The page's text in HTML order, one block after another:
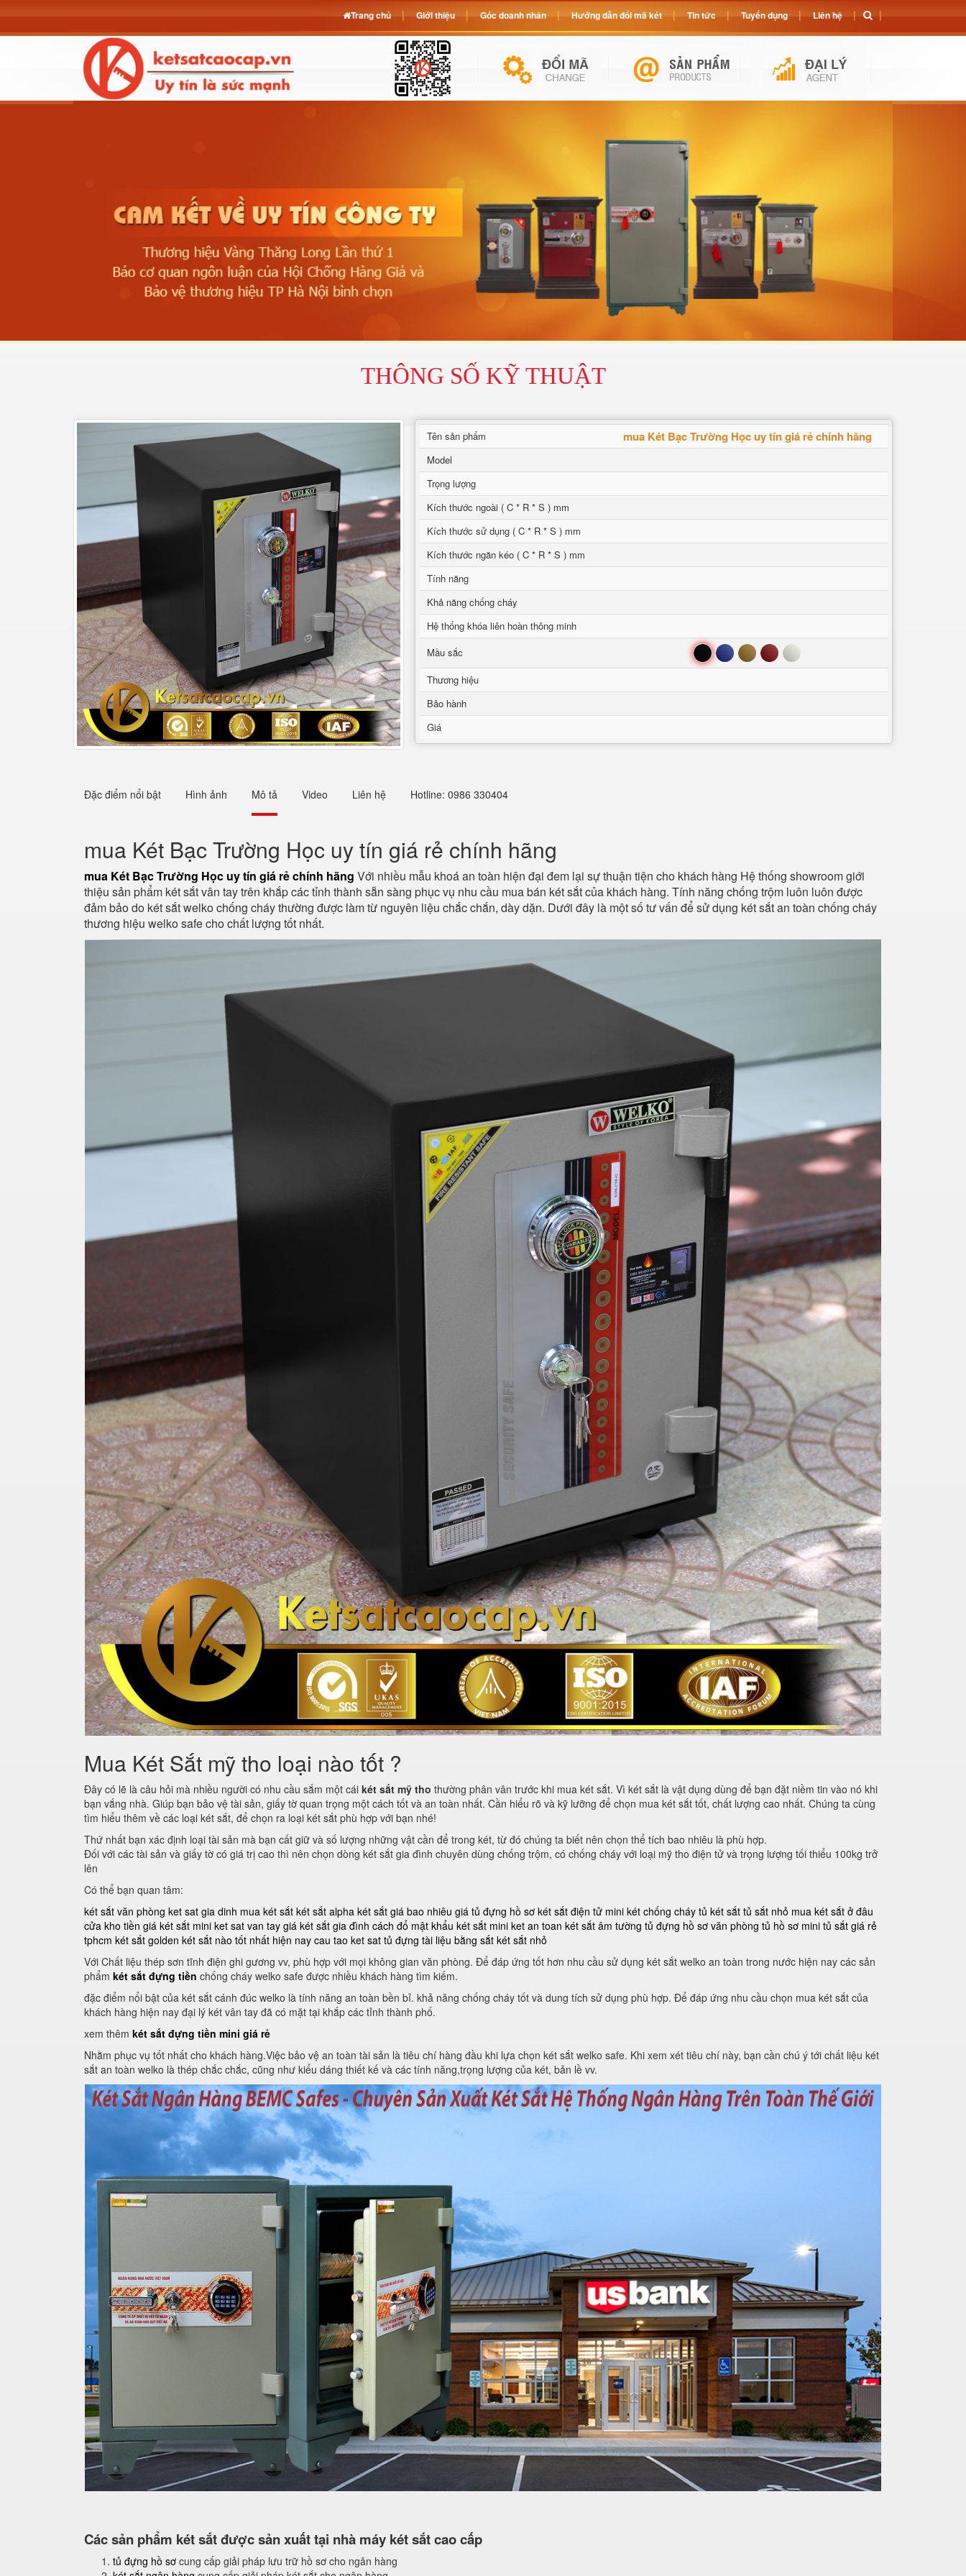
THÔNG SỐ KỸ THUẬT
Tên sản phẩm mua Két Bạc Trường Học uy tín giá rẻ chính hãng
Model
Trọng lượng
Kích thước ngoài ( C * R * S ) mm
Kích thước sử dụng ( C * R * S ) mm
Kích thước ngăn kéo ( C * R * S ) mm
Tính năng
Khả năng chống cháy
Hệ thống khóa liên hoàn thông minh
Mầu sắc
Đen Xanh Nâu Đỏ Trắng
Thương hiệu
Bảo hành
Giá
Đặc điểm nổi bật Hình ảnh Mô tả Video Liên hệ Hotline: 0986 330404
mua Két Bạc Trường Học uy tín giá rẻ chính hãng
mua Két Bạc Trường Học uy tín giá rẻ chính hãng Với nhiều mẫu khoá an toàn hiện đại đem lại sự thuận tiện cho khách hàng Hệ thống showroom giới
thiệu sản phẩm két sắt vân tay trên khắp các tỉnh thành sẵn sàng phục vụ nhu cầu mua bán két sắt của khách hàng. Tính năng chống trộm luôn luôn được
đảm bảo do két sắt welko chống cháy thường được làm từ nguyên liệu chắc chắn, dày dặn. Dưới đây là một số tư vấn để sử dụng két sắt an toàn chống cháy
thương hiệu welko safe cho chất lượng tốt nhất.
Mua Két Sắt mỹ tho loại nào tốt ?
Đây có lẽ là câu hỏi mà nhiều người có nhu cầu sắm một cái két sắt mỹ tho thường phân vân trước khi mua két sắt. Vì két sắt là vật dụng dùng để bạn đặt niềm tin vào nó khi
bạn vắng nhà. Giúp bạn bảo vệ tài sản, giấy tờ quan trọng một cách tốt và an toàn nhất. Cần hiểu rõ và kỹ lưỡng để chọn mua két sắt tốt, chất lượng cao nhất. Chúng ta cùng
tìm hiểu thêm về các loại két sắt, để chọn ra loại két sắt phù hợp với bạn nhé!
Thứ nhất bạn xác định loại tài sản mà bạn cất giữ và số lượng những vật cần để trong két, từ đó chúng ta biết nên chọn thể tích bao nhiêu là phù hợp.
Đối với các tài sản và giấy tờ có giá trị cao thì nên chọn dòng két sắt gia đình chuyên dùng chống trộm, có chống cháy với loại mỹ tho điện tử và trọng lượng tối thiểu 100kg trở
lên
Có thể bạn quan tâm:
két sắt văn phòng ket sat gia dinh mua két sắt két sắt alpha két sắt giá bao nhiêu giá tủ đựng hồ sơ két sắt điện tử mini két chống cháy tủ két sắt tủ sắt nhỏ mua két sắt ở đâu
cửa kho tiền giá két sắt mini ket sat van tay giá két sắt gia đình cách đổ mật khẩu két sắt mini ket an toan két sắt âm tường tủ đựng hồ sơ văn phòng tủ hồ sơ mini tủ sắt giá rẻ
tphcm két sắt golden két sắt nào tốt nhất hiện nay cau tao ket sat tủ đựng tài liệu bằng sắt két sắt nhỏ
Với Chất liệu thép sơn tĩnh điện ghi gương vv, phù hợp với mọi không gian văn phòng. Để đáp ứng tốt hơn nhu cầu sử dụng két sắt welko an toàn trong nước hiện nay các sản
phẩm két sắt đựng tiền chống cháy welko safe được nhiều khách hàng tìm kiếm.
đặc điểm nổi bật của két sắt cánh đúc welko là tính năng an toàn bền bỉ. khả năng chống cháy tốt và dung tích sử dụng phù hợp. Để đáp ứng nhu cầu chọn mua két sắt của
khách hàng hiện nay đại lý két vân tay đã có mặt tại khắp các tỉnh thành phố.
xem thêm két sắt đựng tiền mini giá rẻ
Nhằm phục vụ tốt nhất cho khách hàng.Việc bảo vệ an toàn tài sản là tiêu chí hàng đầu khi lựa chọn két sắt welko safe. Khi xem xét tiêu chí này, bạn cần chú ý tới chất liệu két
sắt an toàn welko là thép chắc chắc, cũng như kiểu dáng thiết kế và các tính năng,trọng lượng của két, bản lề vv.
Các sản phẩm két sắt được sản xuất tại nhà máy két sắt cao cấp
tủ đựng hồ sơ cung cấp giải pháp lưu trữ hồ sơ cho ngân hàng
Trang chủ Giới thiệu Góc doanh nhân Hướng dẫn đổi mã két Tin tức Tuyển dụng Liên hệ